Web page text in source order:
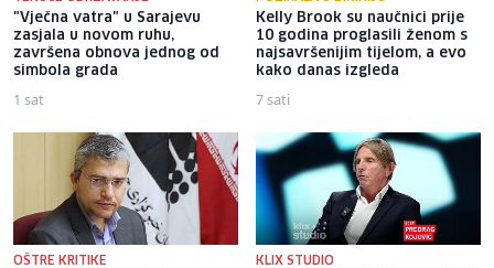
"Vječna vatra" u Sarajevu
zasjala u novom ruhu,
završena obnova jednog od
simbola grada
1 sat
Kelly Brook su naučnici prije
10 godina proglasili ženom s
najsavršenijim tijelom, a evo
kako danas izgleda
7 sati
OŠTRE KRITIKE KLIX STUDIO